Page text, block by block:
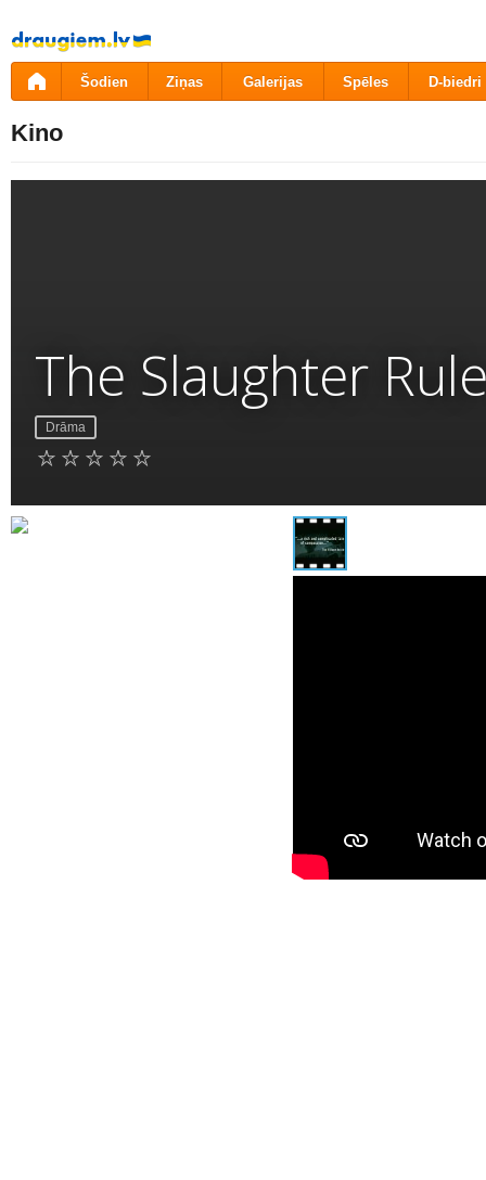
Pāriet
uz
saturu
Šodien Ziņas Galerijas Spēles D-biedri
Kino
The Slaughter
Drāma